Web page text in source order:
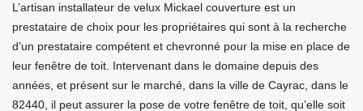
L’artisan installateur de velux Mickael couverture est un
prestataire de choix pour les propriétaires qui sont à la recherche
d’un prestataire compétent et chevronné pour la mise en place de
leur fenêtre de toit. Intervenant dans le domaine depuis des
années, et présent sur le marché, dans la ville de Cayrac, dans le
82440, il peut assurer la pose de votre fenêtre de toit, qu’elle soit